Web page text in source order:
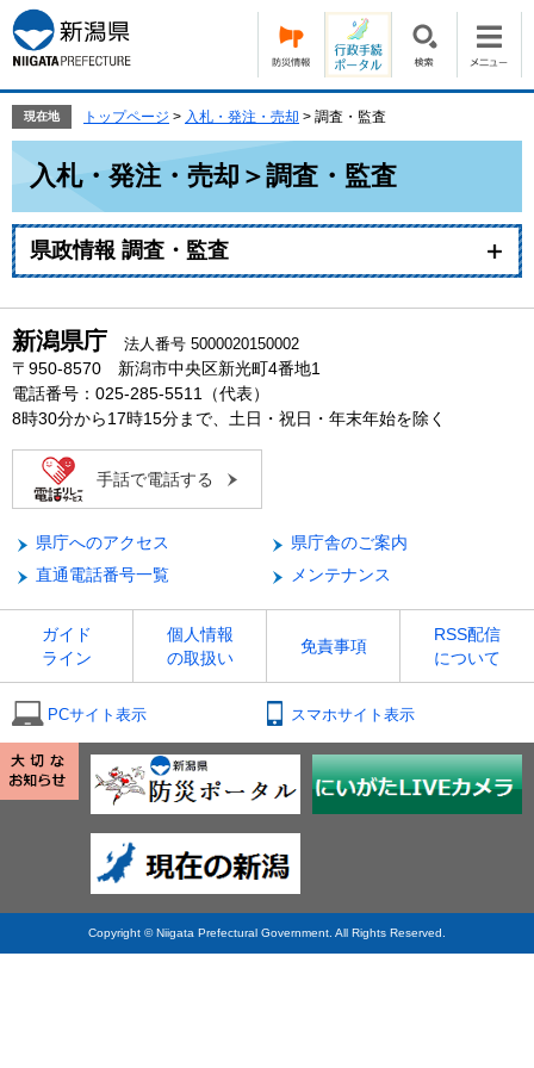
ー
ジ
の
頭
す。
ニ
ュ
ー
飛
て
本
文
現在地 トップページ > 入札・発注・売却 > 調査・監査
入札・発注・売却＞調査・監査
県政情報 調査・監査
新潟県庁 法人番号 5000020150002
〒950-8570 新潟市中央区新光町4番地1
電話番号：025-285-5511（代表）
8時30分から17時15分まで、土日・祝日・年末年始を除く
手話で電話する
県庁へのアクセス
県庁舎のご案内
直通電話番号一覧
メンテナンス
ガイド
ライン
個人情報
の取扱い
免責事項
RSS配信
について
PCサイト表示 スマホサイト表示
Copyright © Niigata Prefectural Government. All Rights Reserved.